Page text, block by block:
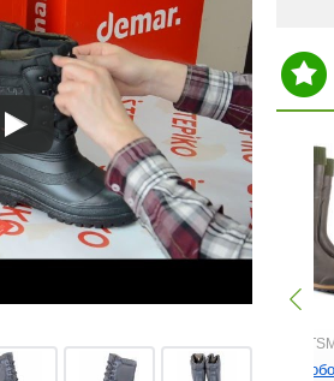
Артикул: CMRV-01
Чоловічі чоботи для
Артикул:
Чоловічі